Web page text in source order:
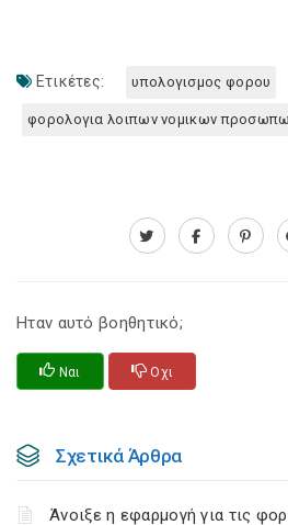
Ετικέτες: υπολογισμος φορου
φορολογια λοιπων νομικων
Ηταν αυτό βοηθητικό;
Ναι Οχι
Σχετικά Άρθρα
Άνοιξε η εφαρμογή για τις